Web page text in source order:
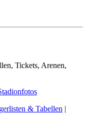
Tickets, Arenen,
& Tabellen |